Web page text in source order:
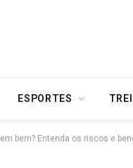
ESPORTES
bem? Entenda os riscos e